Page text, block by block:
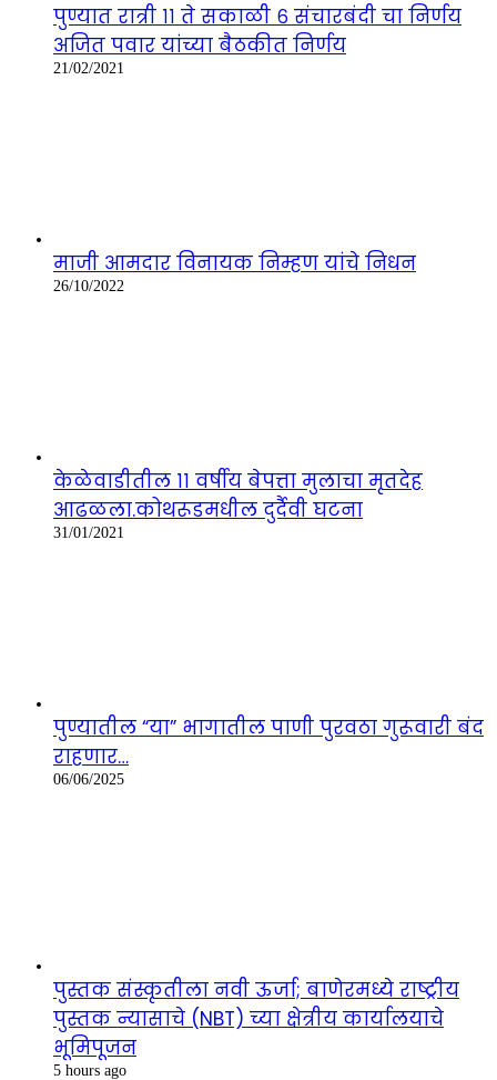
पुण्यात रात्री ११ ते सकाळी ६ संचारबंदी चा निर्णय
अजित पवार यांच्या बैठकीत निर्णय
21/02/2021
माजी आमदार विनायक निम्हण यांचे निधन
26/10/2022
केळेवाडीतील ११ वर्षीय बेपत्ता मुलाचा मृतदेह
आढळला.कोथरूडमधील दुर्दैवी घटना
31/01/2021
पुण्यातील “या” भागातील पाणी पुरवठा गुरूवारी बंद
राहणार…
06/06/2025
पुस्तक संस्कृतीला नवी ऊर्जा; बाणेरमध्ये राष्ट्रीय
पुस्तक न्यासाचे (NBT) च्या क्षेत्रीय कार्यालयाचे
भूमिपूजन
5 hours ago